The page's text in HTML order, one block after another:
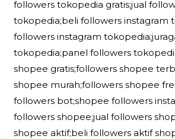
followers tokopedia gratis;jual
tokopedia;beli followers instagram
followers instagram
tokopedia;panel followers
shopee gratis;followers shopee
shopee murah;followers shopee
followers bot;shopee followers
followers shopee;jual followers
shopee aktif;beli followers aktif